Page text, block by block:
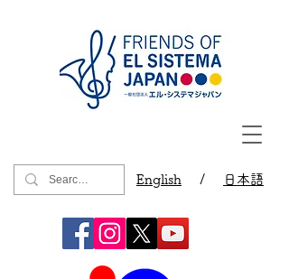
English / 日本語